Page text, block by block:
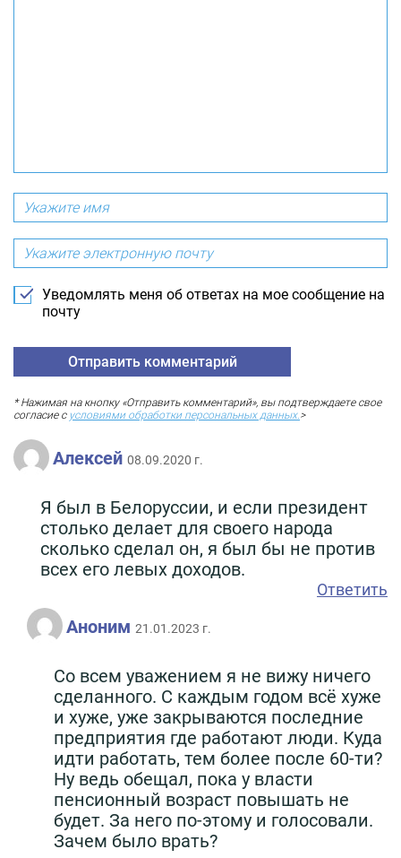
Уведомлять меня об ответах на мое сообщение на
почту
* Нажимая на кнопку «Отправить комментарий», вы подтверждаете свое
согласие с условиями обработки персональных данных. >
Алексей 08.09.2020 г.
Я был в Белоруссии, и если президент
столько делает для своего народа
сколько сделал он, я был бы не против
всех его левых доходов.
Ответить
Аноним 21.01.2023 г.
Со всем уважением я не вижу ничего
сделанного. С каждым годом всё хуже
и хуже, уже закрываются последние
предприятия где работают люди. Куда
идти работать, тем более после 60-ти?
Ну ведь обещал, пока у власти
пенсионный возраст повышать не
будет. За него по-этому и голосовали.
Зачем было врать?